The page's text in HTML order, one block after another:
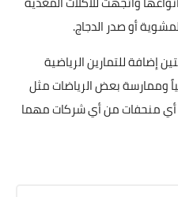
أو صدر الدجاج.
إضافة للتمارين الرياضية
يومياً وممارسة بعض الرياضات مثل
أي منحفات من أي شركات مهما